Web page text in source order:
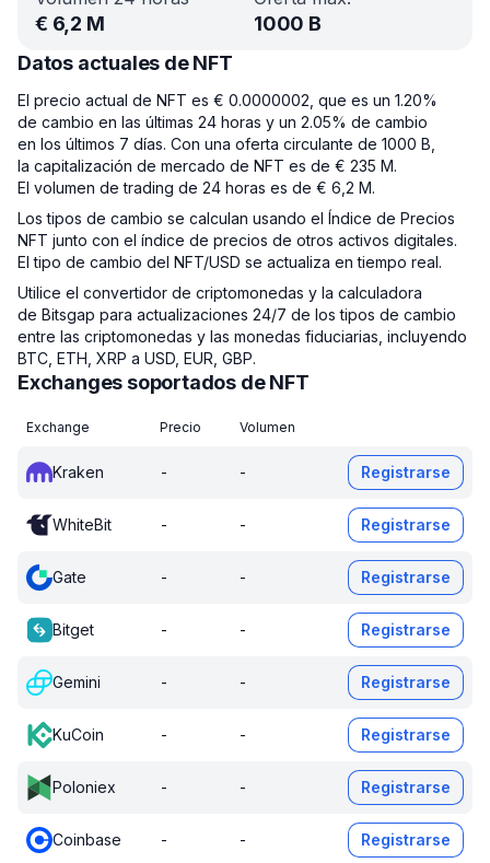
€ 6,2 M
1000 B
Datos actuales de NFT
El precio actual de NFT es € 0.0000002, que es un 1.20%
de cambio en las últimas 24 horas y un 2.05% de cambio
en los últimos 7 días. Con una oferta circulante de 1000 B,
la capitalización de mercado de NFT es de € 235 M.
El volumen de trading de 24 horas es de € 6,2 M.
Los tipos de cambio se calculan usando el Índice de Precios
NFT junto con el índice de precios de otros activos digitales.
El tipo de cambio del NFT/USD se actualiza en tiempo real.
Utilice el convertidor de criptomonedas y la calculadora
de Bitsgap para actualizaciones 24/7 de los tipos de cambio
entre las criptomonedas y las monedas fiduciarias, incluyendo
BTC, ETH, XRP a USD, EUR, GBP.
Exchanges soportados de NFT
Exchange Precio Volumen
Kraken - - Registrarse
WhiteBit - - Registrarse
Gate - - Registrarse
Bitget - - Registrarse
Gemini - - Registrarse
KuCoin - - Registrarse
Poloniex - - Registrarse
Coinbase - - Registrarse